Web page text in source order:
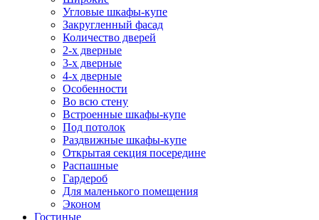
Угловые шкафы-купе
Закругленный фасад
Количество дверей
2-х дверные
3-х дверные
4-х дверные
Особенности
Во всю стену
Встроенные шкафы-купе
Под потолок
Раздвижные шкафы-купе
Открытая секция посередине
Распашные
Гардероб
Для маленького помещения
Эконом
Гостиные